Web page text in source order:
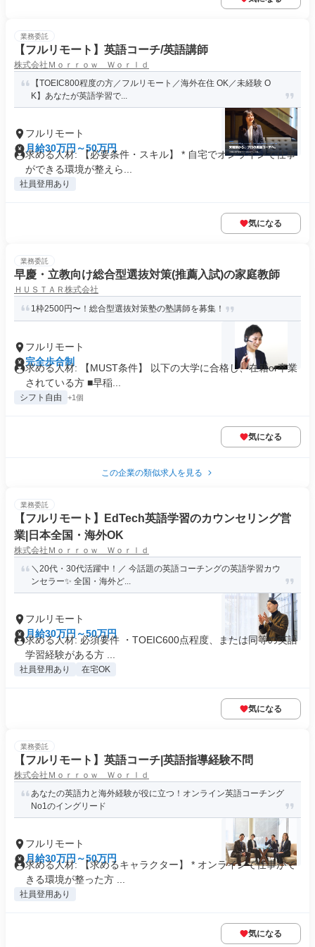
業務委託
【フルリモート】英語コーチ/英語講師
株式会社Ｍｏｒｒｏｗ Ｗｏｒｌｄ
【TOEIC800程度の方／フルリモート／海外在住 OK／未経験 O
K】あなたが英語学習で...
フルリモート
月給30万円～50万円
求める人材: 【必要条件・スキル】 * 自宅でオンラインで仕事
ができる環境が整えら...
社員登用あり
気になる
業務委託
早慶・立教向け総合型選抜対策(推薦入試)の家庭教師
ＨＵＳＴＡＲ株式会社
1枠2500円〜！総合型選抜対策塾の塾講師を募集！
フルリモート
完全歩合制
求める人材: 【MUST条件】 以下の大学に合格し、在籍or卒業
されている方 ■早稲...
シフト自由 +1個
気になる
この企業の類似求人を見る
業務委託
【フルリモート】EdTech英語学習のカウンセリング営
業|日本全国・海外OK
株式会社Ｍｏｒｒｏｗ Ｗｏｒｌｄ
＼20代・30代活躍中！／ 今話題の英語コーチングの英語学習カウ
ンセラー✨ 全国・海外ど...
フルリモート
月給30万円～50万円
求める人材: 必須要件 ・TOEIC600点程度、または同等の英語
学習経験がある方 ...
社員登用あり 在宅OK
気になる
業務委託
【フルリモート】英語コーチ|英語指導経験不問
株式会社Ｍｏｒｒｏｗ Ｗｏｒｌｄ
あなたの英語力と海外経験が役に立つ！オンライン英語コーチング
No1のイングリード
フルリモート
月給30万円～50万円
求める人材: 【求めるキャラクター】 * オンラインで仕事がで
きる環境が整った方 ...
社員登用あり
気になる